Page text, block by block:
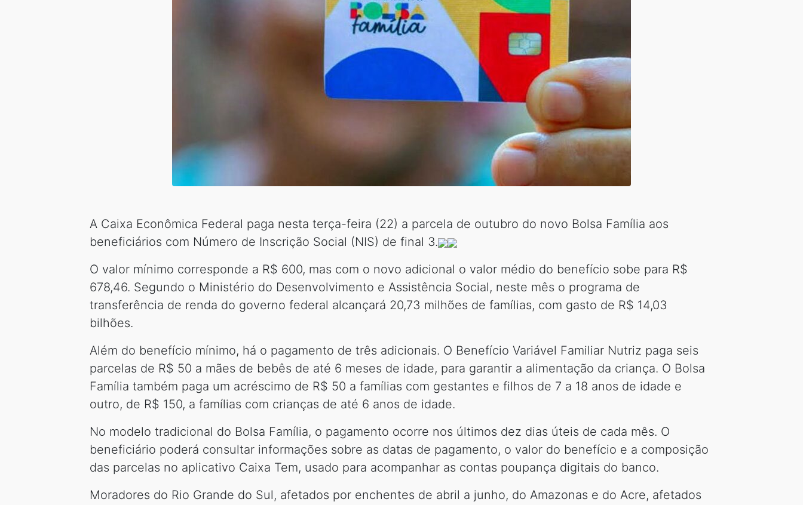
A Caixa Econômica Federal paga nesta terça-feira (22) a parcela de outubro do novo Bolsa Família aos
beneficiários com Número de Inscrição Social (NIS) de final 3.
O valor mínimo corresponde a R$ 600, mas com o novo adicional o valor médio do benefício sobe para R$
678,46. Segundo o Ministério do Desenvolvimento e Assistência Social, neste mês o programa de
transferência de renda do governo federal alcançará 20,73 milhões de famílias, com gasto de R$ 14,03
bilhões.
Além do benefício mínimo, há o pagamento de três adicionais. O Benefício Variável Familiar Nutriz paga seis
parcelas de R$ 50 a mães de bebês de até 6 meses de idade, para garantir a alimentação da criança. O Bolsa
Família também paga um acréscimo de R$ 50 a famílias com gestantes e filhos de 7 a 18 anos de idade e
outro, de R$ 150, a famílias com crianças de até 6 anos de idade.
No modelo tradicional do Bolsa Família, o pagamento ocorre nos últimos dez dias úteis de cada mês. O
beneficiário poderá consultar informações sobre as datas de pagamento, o valor do benefício e a composição
das parcelas no aplicativo Caixa Tem, usado para acompanhar as contas poupança digitais do banco.
Moradores do Rio Grande do Sul, afetados por enchentes de abril a junho, do Amazonas e do Acre, afetados